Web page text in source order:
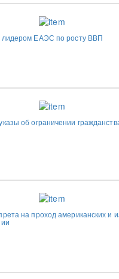
лидером ЕАЭС по росту ВВП
об ограничении
на проход американских и